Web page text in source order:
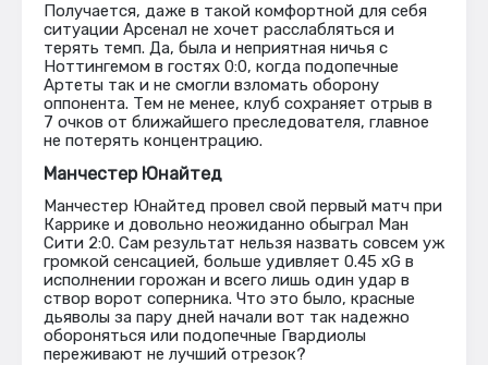
Получается, даже в такой комфортной для себя
ситуации Арсенал не хочет расслабляться и
терять темп. Да, была и неприятная ничья с
Ноттингемом в гостях 0:0, когда подопечные
Артеты так и не смогли взломать оборону
оппонента. Тем не менее, клуб сохраняет отрыв в
7 очков от ближайшего преследователя, главное
не потерять концентрацию.
Манчестер Юнайтед
Манчестер Юнайтед провел свой первый матч при
Каррике и довольно неожиданно обыграл Ман
Сити 2:0. Сам результат нельзя назвать совсем уж
громкой сенсацией, больше удивляет 0.45 xG в
исполнении горожан и всего лишь один удар в
створ ворот соперника. Что это было, красные
дьяволы за пару дней начали вот так надежно
обороняться или подопечные Гвардиолы
переживают не лучший отрезок?